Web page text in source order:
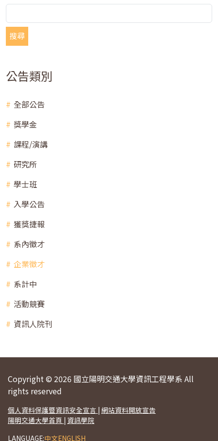
搜尋
公告類別
全部公告
獎學金
課程/演講
研究所
學士班
入學公告
獲獎捷報
系內徵才
企業徵才
系計中
活動競賽
資訊人院刊
Copyright © 2026 國立陽明交通大學資訊工程學系 All
rights reserved
個人資料保護暨資訊安全宣言 | 網站資料開放宣告
陽明交通大學首頁 | 資訊學院
LANGUAGE:中文ENGLISH